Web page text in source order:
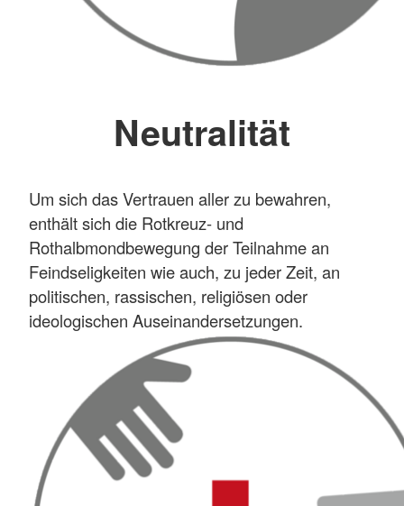
Neutralität
Um sich das Vertrauen aller zu bewahren,
enthält sich die Rotkreuz- und
Rothalbmondbewegung der Teilnahme an
Feindseligkeiten wie auch, zu jeder Zeit, an
politischen, rassischen, religiösen oder
ideologischen Auseinandersetzungen.